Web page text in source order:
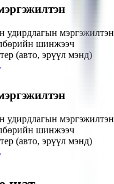
удирдлагын мэргэжилтэн
шинжээч
(авто, эрүүл мэнд)
удирдлагын мэргэжилтэн
шинжээч
(авто, эрүүл мэнд)